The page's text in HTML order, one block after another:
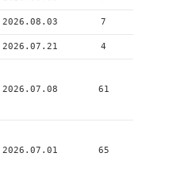
2026.08.03 7
2026.07.21 4
2026.07.08 61
2026.07.01 65